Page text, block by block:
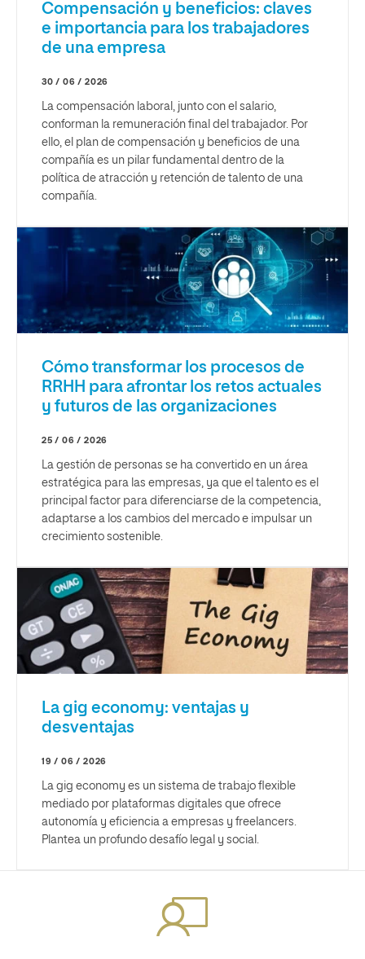
Compensación y beneficios: claves
e importancia para los trabajadores
de una empresa
30 / 06 / 2026
La compensación laboral, junto con el salario,
conforman la remuneración final del trabajador. Por
ello, el plan de compensación y beneficios de una
compañía es un pilar fundamental dentro de la
política de atracción y retención de talento de una
compañía.
Cómo transformar los procesos de
RRHH para afrontar los retos actuales
y futuros de las organizaciones
25 / 06 / 2026
La gestión de personas se ha convertido en un área
estratégica para las empresas, ya que el talento es el
principal factor para diferenciarse de la competencia,
adaptarse a los cambios del mercado e impulsar un
crecimiento sostenible.
La gig economy: ventajas y
desventajas
19 / 06 / 2026
La gig economy es un sistema de trabajo flexible
mediado por plataformas digitales que ofrece
autonomía y eficiencia a empresas y freelancers.
Plantea un profundo desafío legal y social.